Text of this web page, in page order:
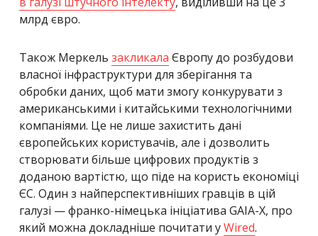
млрд євро.
Також Меркель закликала Європу до розбудови
власної інфраструктури для зберігання та
обробки даних, щоб мати змогу конкурувати з
американськими і китайськими технологічними
компаніями. Це не лише захистить дані
європейських користувачів, але і дозволить
створювати більше цифрових продуктів з
доданою вартістю, що піде на користь економіці
ЄС. Один з найперспективніших гравців в цій
галузі — франко-німецька ініціатива GAIA-X, про
який можна докладніше почитати уWired.